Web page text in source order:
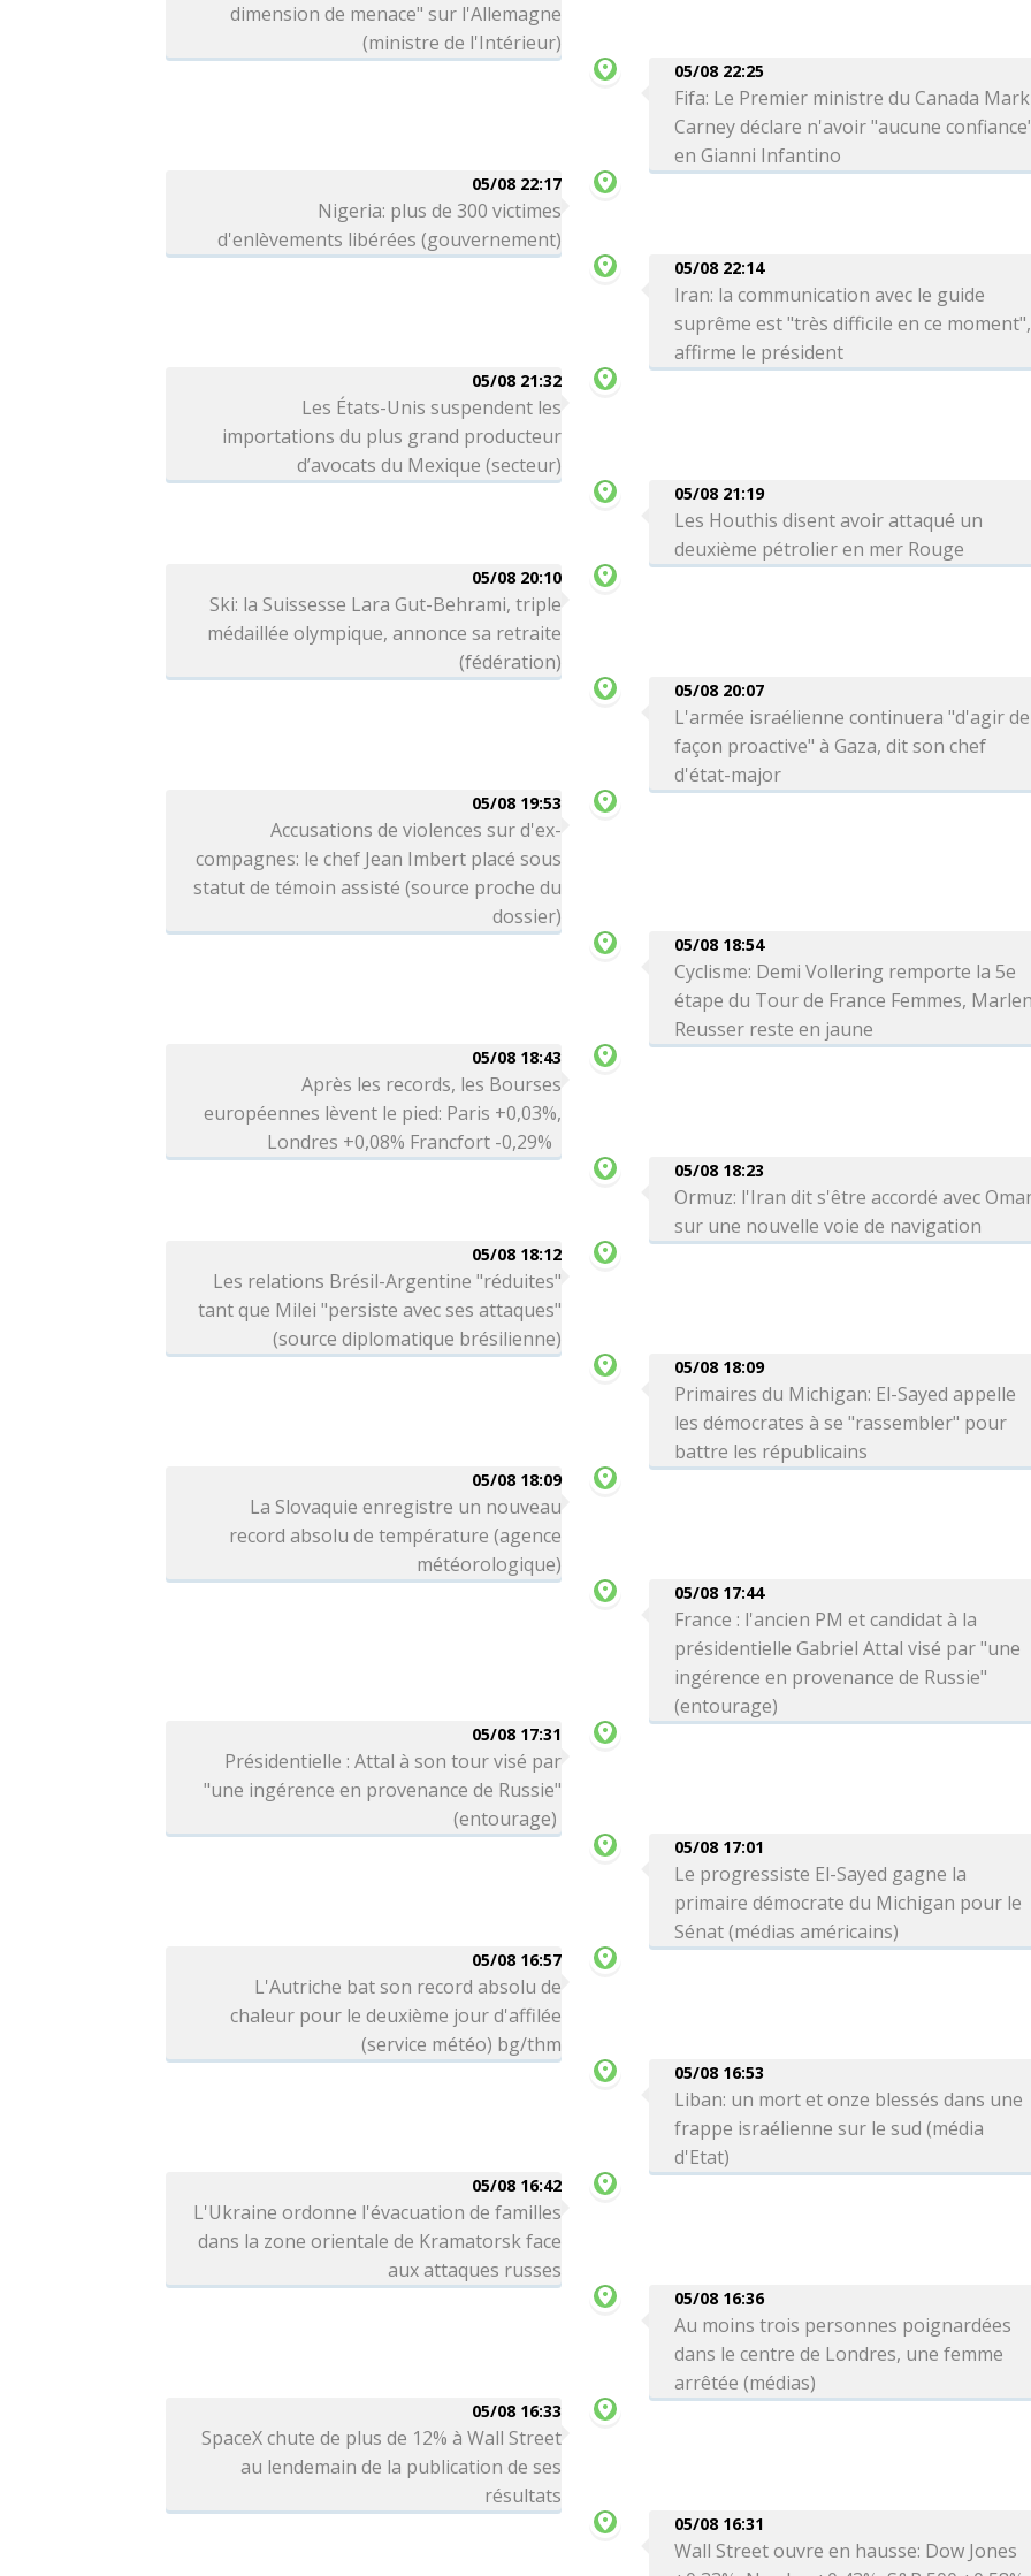
dimension de menace" sur l'Allemagne
(ministre de l'Intérieur)
05/08 22:25
Fifa: Le Premier ministre du Canada Mark
Carney déclare n'avoir "aucune
en Gianni Infantino
05/08 22:17
Nigeria: plus de 300 victimes
d'enlèvements libérées (gouvernement)
05/08 22:14
Iran: la communication avec le guide
suprême est "très difficile en ce moment",
affirme le président
05/08 21:32
Les États-Unis suspendent les
importations du plus grand producteur
d’avocats du Mexique (secteur)
05/08 21:19
Les Houthis disent avoir attaqué un
deuxième pétrolier en mer Rouge
05/08 20:10
Ski: la Suissesse Lara Gut-Behrami, triple
médaillée olympique, annonce sa retraite
(fédération)
05/08 20:07
L'armée israélienne continuera "d'agir de
façon proactive" à Gaza, dit son chef
d'état-major
05/08 19:53
Accusations de violences sur d'ex-
compagnes: le chef Jean Imbert placé sous
statut de témoin assisté (source proche du
dossier)
05/08 18:54
Cyclisme: Demi Vollering remporte la 5e
étape du Tour de France Femmes,
Reusser reste en jaune
05/08 18:43
Après les records, les Bourses
européennes lèvent le pied: Paris +0,03%,
Londres +0,08% Francfort -0,29%
05/08 18:23
Ormuz: l'Iran dit s'être accordé avec
sur une nouvelle voie de navigation
05/08 18:12
Les relations Brésil-Argentine "réduites"
tant que Milei "persiste avec ses attaques"
(source diplomatique brésilienne)
05/08 18:09
Primaires du Michigan: El-Sayed appelle
les démocrates à se "rassembler" pour
battre les républicains
05/08 18:09
La Slovaquie enregistre un nouveau
record absolu de température (agence
météorologique)
05/08 17:44
France : l'ancien PM et candidat à la
présidentielle Gabriel Attal visé par "une
ingérence en provenance de Russie"
(entourage)
05/08 17:31
Présidentielle : Attal à son tour visé par
"une ingérence en provenance de Russie"
(entourage)
05/08 17:01
Le progressiste El-Sayed gagne la
primaire démocrate du Michigan pour le
Sénat (médias américains)
05/08 16:57
L'Autriche bat son record absolu de
chaleur pour le deuxième jour d'affilée
(service météo) bg/thm
05/08 16:53
Liban: un mort et onze blessés dans une
frappe israélienne sur le sud (média
d'Etat)
05/08 16:42
L'Ukraine ordonne l'évacuation de familles
dans la zone orientale de Kramatorsk face
aux attaques russes
05/08 16:36
Au moins trois personnes poignardées
dans le centre de Londres, une femme
arrêtée (médias)
05/08 16:33
SpaceX chute de plus de 12% à Wall Street
au lendemain de la publication de ses
résultats
05/08 16:31
Wall Street ouvre en hausse: Dow Jones